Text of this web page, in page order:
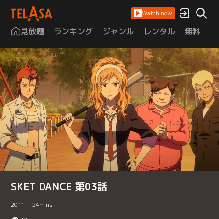
Watch now
見放題 ランキング ジャンル レンタル 無料
SKET DANCE 第03話
2011 24mins